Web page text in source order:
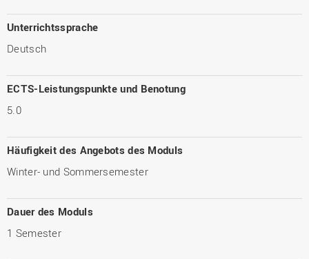
Unterrichtssprache
Deutsch
ECTS-Leistungspunkte und Benotung
5.0
Häufigkeit des Angebots des Moduls
Winter- und Sommersemester
Dauer des Moduls
1 Semester